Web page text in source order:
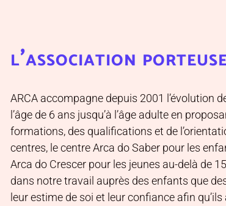
l’association
ARCA accompagne depuis 2001 l’évolution
l’âge de 6 ans jusqu’à l’âge adulte en
formations, des qualifications et de
centres, le centre Arca do Saber pour les
Arca do Crescer pour les jeunes au-delà de
dans notre travail auprès des enfants que
leur estime de soi et leur confiance afin